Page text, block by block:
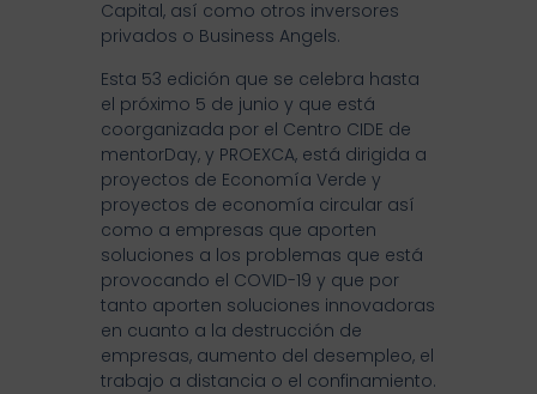
Capital, así como otros inversores
privados o Business Angels.
Esta 53 edición que se celebra hasta
el próximo 5 de junio y que está
coorganizada por el Centro CIDE de
mentorDay, y PROEXCA, está dirigida a
proyectos de Economía Verde y
proyectos de economía circular así
como a empresas que aporten
soluciones a los problemas que está
provocando el COVID-19 y que por
tanto aporten soluciones innovadoras
en cuanto a la destrucción de
empresas, aumento del desempleo, el
trabajo a distancia o el confinamiento.